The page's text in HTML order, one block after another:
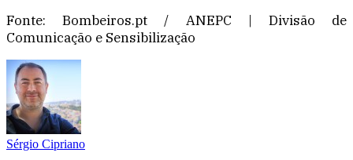
Fonte: Bombeiros.pt / ANEPC | Divisão de
Comunicação e Sensibilização
Sérgio Cipriano